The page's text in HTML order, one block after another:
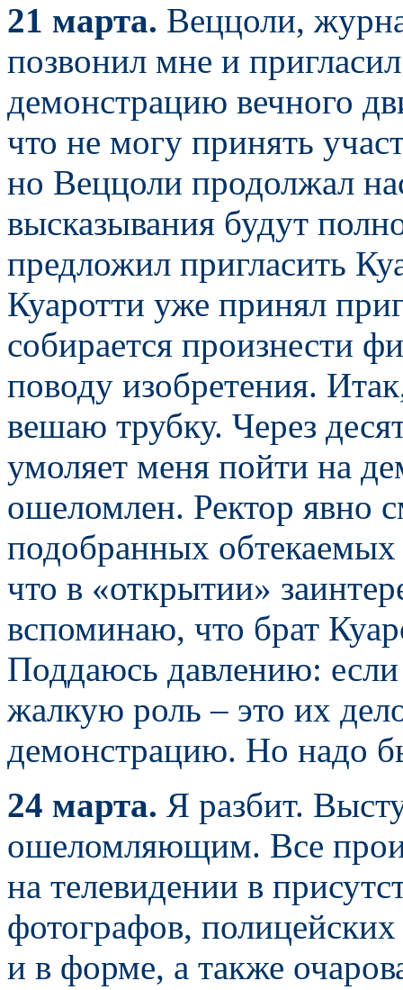
21 марта. Веццоли,
позвонил мне и
демонстрацию вечного
что не могу принять
но Веццоли продолжал
высказывания будут
предложил пригласить
Куаротти уже принял
собирается произнести
поводу изобретения.
вешаю трубку. Через
умоляет меня пойти на
ошеломлен. Ректор явно
подобранных
что в «открытии»
вспоминаю, что брат
Поддаюсь давлению: если
жалкую роль – это их
демонстрацию. Но надо
24 марта. Я разбит.
ошеломляющим. Все
на телевидении в
фотографов,
и в форме, а также